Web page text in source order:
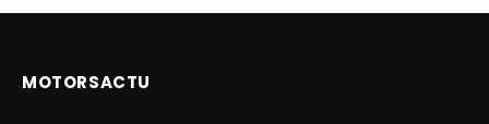
MOTORSACTU